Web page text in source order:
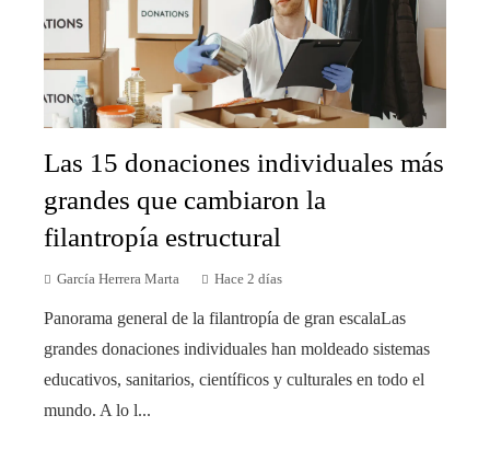
Las 15 donaciones individuales más
grandes que cambiaron la
filantropía estructural
García Herrera Marta Hace 2 días
Panorama general de la filantropía de gran escalaLas
grandes donaciones individuales han moldeado sistemas
educativos, sanitarios, científicos y culturales en todo el
mundo. A lo l...